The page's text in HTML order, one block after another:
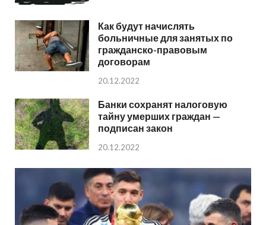
Как будут начислять
больничные для занятых по
гражданско-правовым
договорам
20.12.2022
Банки сохранят налоговую
тайну умерших граждан —
подписан закон
20.12.2022